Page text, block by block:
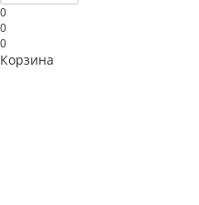
0
0
0
Корзина